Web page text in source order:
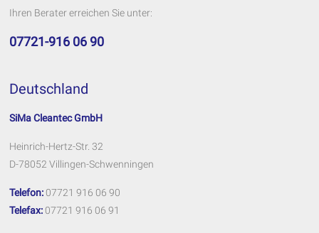
Ihren Berater erreichen Sie unter:
07721-916 06 90
Deutschland
SiMa Cleantec GmbH
Heinrich-Hertz-Str. 32
D-78052 Villingen-Schwenningen
Telefon: 07721 916 06 90
Telefax: 07721 916 06 91